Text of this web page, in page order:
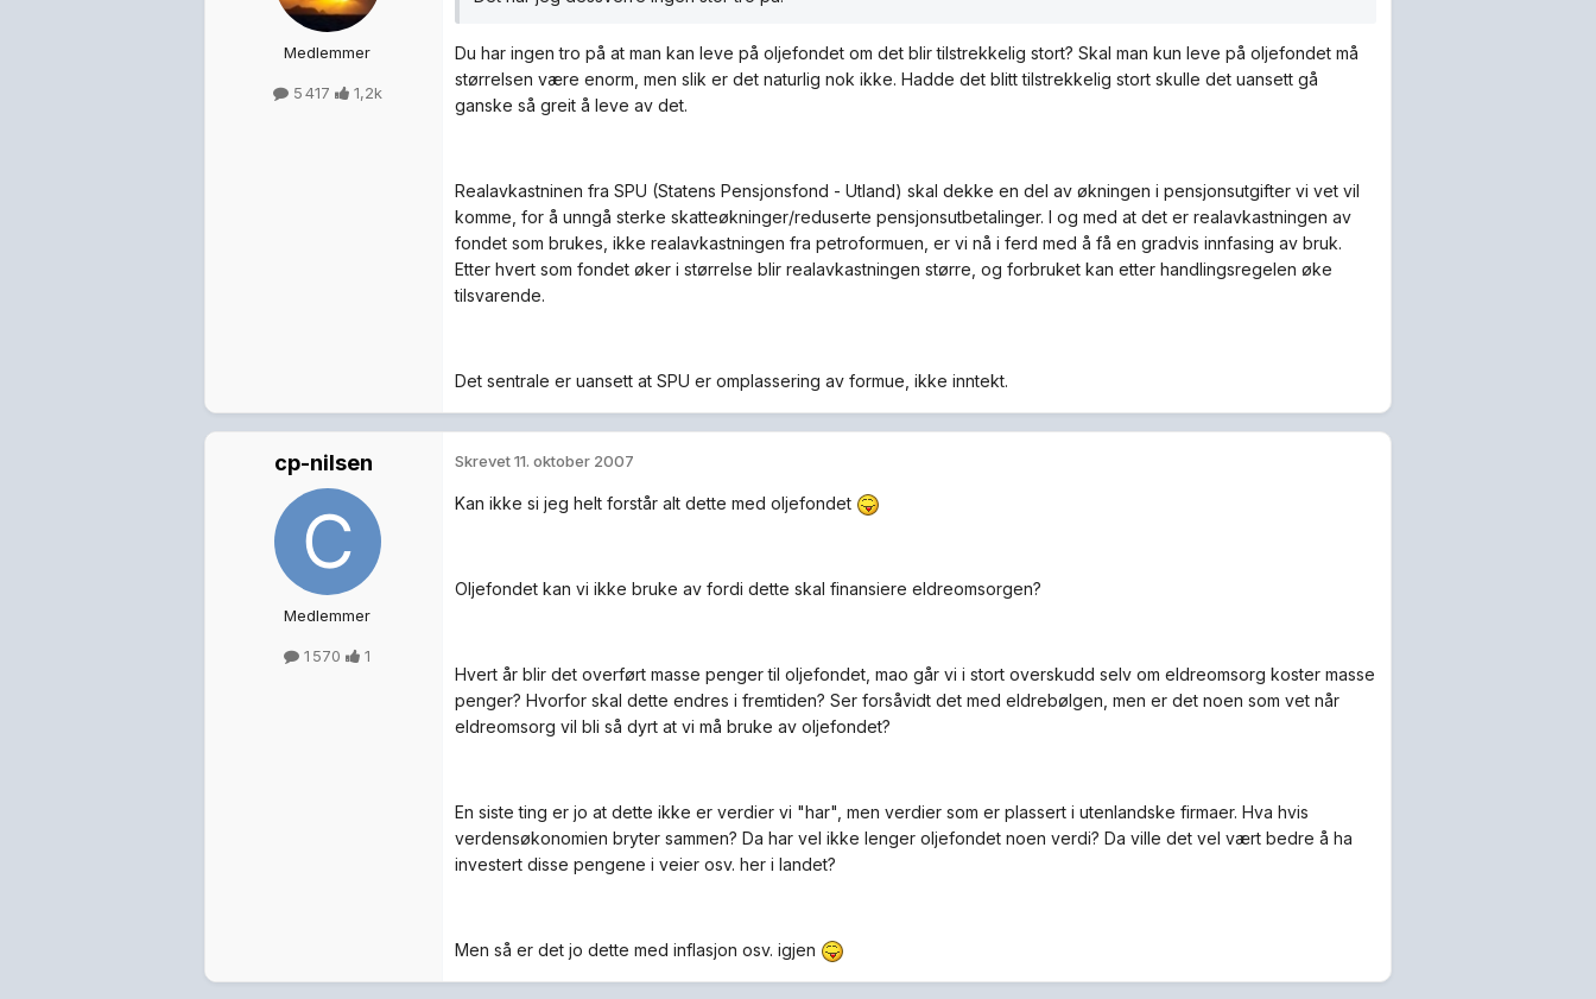
Medlemmer
5 417 1,2k
Du har ingen tro på at man kan leve på oljefondet om det blir tilstrekkelig stort? Skal man kun leve på oljefondet må
størrelsen være enorm, men slik er det naturlig nok ikke. Hadde det blitt tilstrekkelig stort skulle det uansett gå
ganske så greit å leve av det.
Realavkastninen fra SPU (Statens Pensjonsfond - Utland) skal dekke en del av økningen i pensjonsutgifter vi vet vil
komme, for å unngå sterke skatteøkninger/reduserte pensjonsutbetalinger. I og med at det er realavkastningen av
fondet som brukes, ikke realavkastningen fra petroformuen, er vi nå i ferd med å få en gradvis innfasing av bruk.
Etter hvert som fondet øker i størrelse blir realavkastningen større, og forbruket kan etter handlingsregelen øke
tilsvarende.
Det sentrale er uansett at SPU er omplassering av formue, ikke inntekt.
cp-nilsen
Medlemmer
1 570 1
Skrevet11. oktober 2007
Kan ikke si jeg helt forstår alt dette med oljefondet
Oljefondet kan vi ikke bruke av fordi dette skal finansiere eldreomsorgen?
Hvert år blir det overført masse penger til oljefondet, mao går vi i stort overskudd selv om eldreomsorg koster masse
penger? Hvorfor skal dette endres i fremtiden? Ser forsåvidt det med eldrebølgen, men er det noen som vet når
eldreomsorg vil bli så dyrt at vi må bruke av oljefondet?
En siste ting er jo at dette ikke er verdier vi "har", men verdier som er plassert i utenlandske firmaer. Hva hvis
verdensøkonomien bryter sammen? Da har vel ikke lenger oljefondet noen verdi? Da ville det vel vært bedre å ha
investert disse pengene i veier osv. her i landet?
Men så er det jo dette med inflasjon osv. igjen